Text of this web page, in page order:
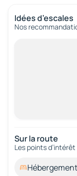
Idées d’escales
Nos
Sur la route
Les points